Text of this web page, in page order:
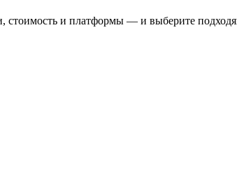
и платформы — и выберите